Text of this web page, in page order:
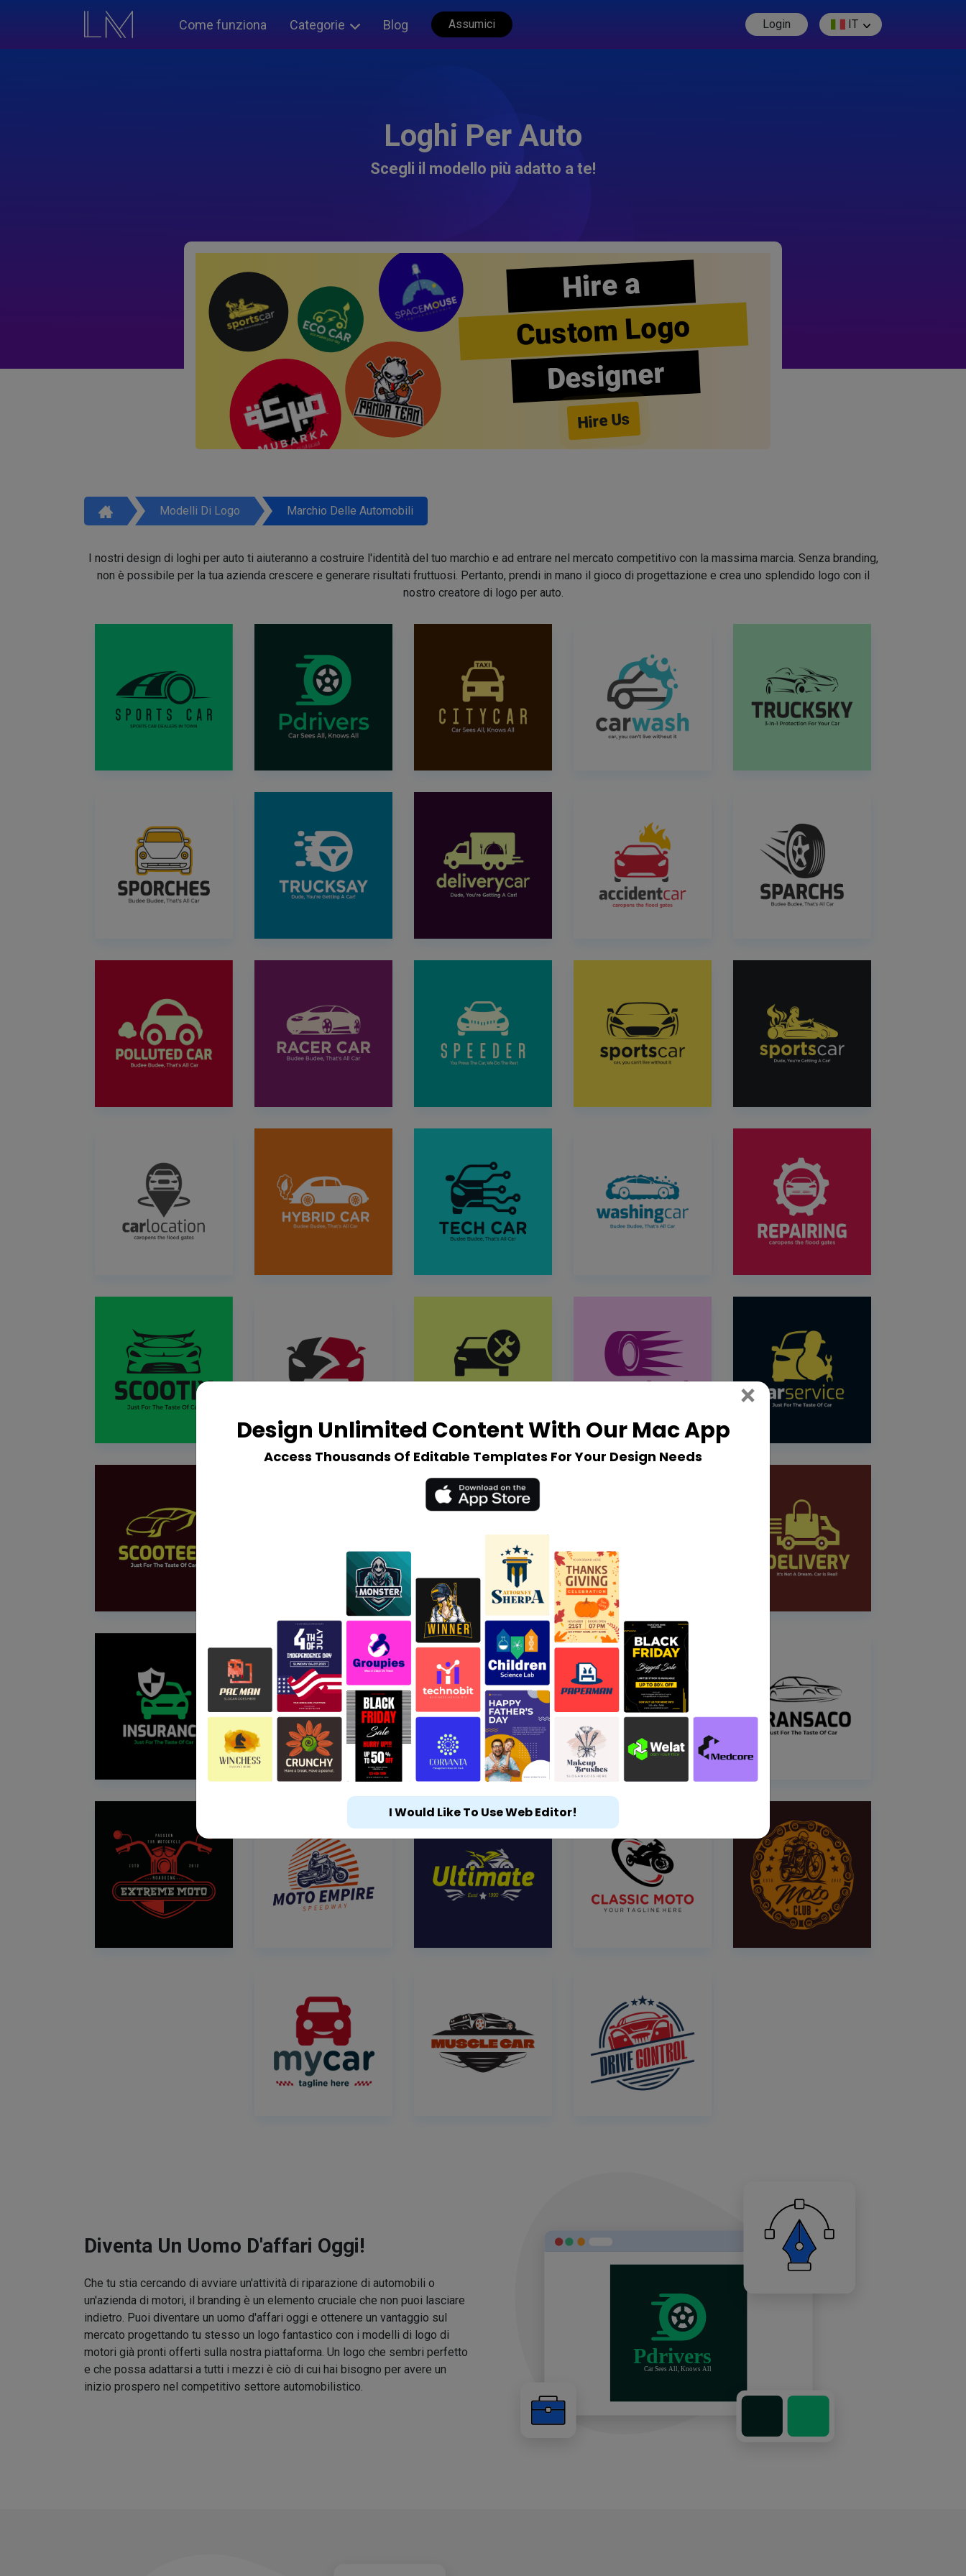
Come funziona Categorie Blog Assumici Login IT
Loghi Per Auto
Scegli il modello più adatto a te!
Hire a
Custom Logo
Designer
Hire Us
Modelli Di Logo Marchio Delle Automobili
I nostri design di loghi per auto ti aiuteranno a costruire l'identità del tuo marchio e ad entrare nel mercato competitivo con la massima marcia. Senza branding,
non è possibile per la tua azienda crescere e generare risultati fruttuosi. Pertanto, prendi in mano il gioco di progettazione e crea uno splendido logo con il
nostro creatore di logo per auto.
Diventa Un Uomo D'affari Oggi!
Che tu stia cercando di avviare un'attività di riparazione di automobili o
un'azienda di motori, il branding è un elemento cruciale che non puoi lasciare
indietro. Puoi diventare un uomo d'affari oggi e ottenere un vantaggio sul
mercato progettando tu stesso un logo fantastico con i modelli di logo di
motori già pronti offerti sulla nostra piattaforma. Un logo che sembri perfetto
e che possa adattarsi a tutti i mezzi è ciò di cui hai bisogno per avere un
inizio prospero nel competitivo settore automobilistico.
Design Unlimited Content With Our Mac App
Access Thousands Of Editable Templates For Your Design Needs
× Close
I Would Like To Use Web Editor!